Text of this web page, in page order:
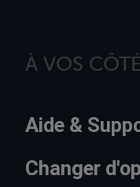
À VOS
Aide &
Changer